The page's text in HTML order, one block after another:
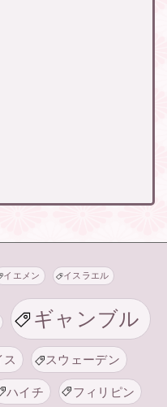
イエメン イスラエル
ギャンブル
ス スウェーデン
ハイチ フィリピン